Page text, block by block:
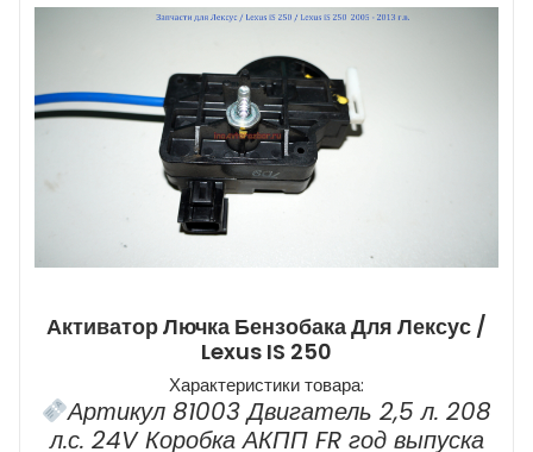
Активатор Лючка Бензобака Для Лексус /
Lexus IS 250
Характеристики товара:
Артикул 81003 Двигатель 2,5 л. 208
л.с. 24V Коробка АКПП FR год выпуска